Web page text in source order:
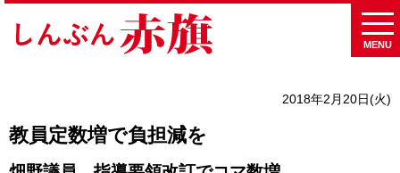
MENU
2018年2月20日(火)
教員定数増で負担減を